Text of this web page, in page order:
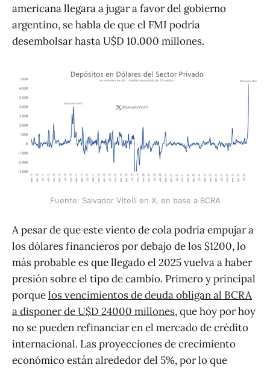
americana llegara a jugar a favor del gobierno
argentino, se habla de que el FMI podría
desembolsar hasta U$D 10.000 millones.
Fuente: Salvador Vitelli en X, en base a BCRA
A pesar de que este viento de cola podría empujar a
los dólares financieros por debajo de los $1200, lo
más probable es que llegado el 2025 vuelva a haber
presión sobre el tipo de cambio. Primero y principal
porquelos vencimientos de deuda obligan al BCRA
a disponer de U$D 24000 millones, que hoy por hoy
no se pueden refinanciar en el mercado de crédito
internacional. Las proyecciones de crecimiento
económico están alrededor del 5%, por lo que